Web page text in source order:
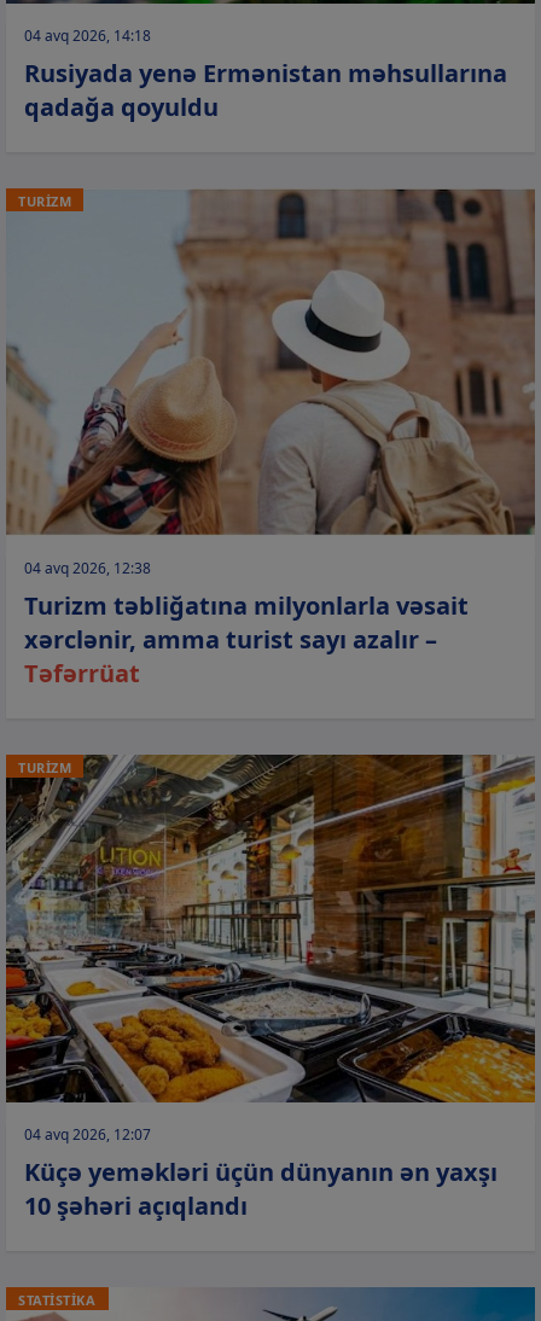
04 avq 2026, 14:18
Rusiyada yenə Ermənistan məhsullarına
qadağa qoyuldu
TURİZM
04 avq 2026, 12:38
Turizm təbliğatına milyonlarla vəsait
xərclənir, amma turist sayı azalır –
Təfərrüat
TURİZM
04 avq 2026, 12:07
Küçə yeməkləri üçün dünyanın ən yaxşı
10 şəhəri açıqlandı
STATİSTİKA